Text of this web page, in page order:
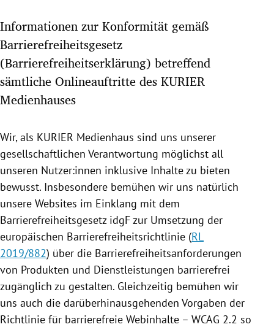
Untermenü
Untermenü
Untermenü
Untermenü
Untermenü
Untermenü
Untermenü
Untermenü
Informationen zur Konformität gemäß
Barrierefreiheitsgesetz
(Barrierefreiheitserklärung) betreffend
sämtliche Onlineauftritte des KURIER
Medienhauses
Wir, als KURIER Medienhaus sind uns unserer
gesellschaftlichen Verantwortung möglichst all
unseren Nutzer:innen inklusive Inhalte zu bieten
bewusst. Insbesondere bemühen wir uns natürlich
unsere Websites im Einklang mit dem
Barrierefreiheitsgesetz idgF zur Umsetzung der
europäischen Barrierefreiheitsrichtlinie (RL
2019/882) über die Barrierefreiheitsanforderungen
von Produkten und Dienstleistungen barrierefrei
zugänglich zu gestalten. Gleichzeitig bemühen wir
uns auch die darüberhinausgehenden Vorgaben der
Richtlinie für barrierefreie Webinhalte – WCAG 2.2 so